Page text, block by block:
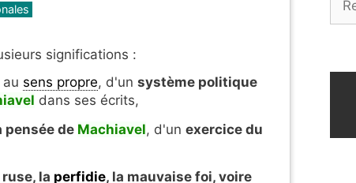
significations :
sens propre, d'un système politique
dans ses écrits,
pensée de Machiavel, d'un exercice du
la perfidie, la mauvaise foi, voire